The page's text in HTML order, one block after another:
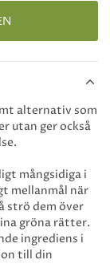
alternativ som
utan ger också
mångsidiga i
mellanmål när
strö dem över
gröna rätter.
ingrediens i
till din